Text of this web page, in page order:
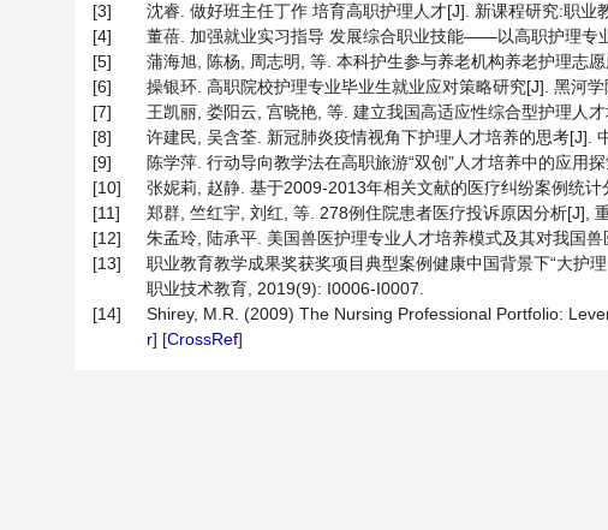
[3]
沈睿. 做好班主任丁作 培育高职护理人才[J]. 新课程研究:职业
[4]
董蓓. 加强就业实习指导 发展综合职业技能——以高职护理专
[5]
蒲海旭, 陈杨, 周志明, 等. 本科护生参与养老机构养老护理志
[6]
操银环. 高职院校护理专业毕业生就业应对策略研究[J]. 黑河
[7]
王凯丽, 娄阳云, 宫晓艳, 等. 建立我国高适应性综合型护理人
[8]
许建民, 吴含荃. 新冠肺炎疫情视角下护理人才培养的思考[J].
[9]
陈学萍. 行动导向教学法在高职旅游“双创”人才培养中的应
[10]
张妮莉, 赵静. 基于2009-2013年相关文献的医疗纠纷案例统
[11]
郑群, 竺红宇, 刘红, 等. 278例住院患者医疗投诉原因分析[J],
[12]
朱孟玲, 陆承平. 美国兽医护理专业人才培养模式及其对我国
[13]
职业教育教学成果奖获奖项目典型案例健康中国背景下“大护
职业技术教育, 2019(9): I0006-I0007.
[14]
Shirey, M.R. (2009) The Nursing Professional Portfolio:
r] [CrossRef]